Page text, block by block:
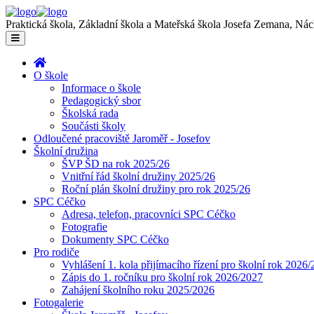
Praktická škola, Základní škola a Mateřská škola Josefa Zemana,
O škole
Informace o škole
Pedagogický sbor
Školská rada
Součásti školy
Odloučené pracoviště Jaroměř - Josefov
Školní družina
ŠVP ŠD na rok 2025/26
Vnitřní řád školní družiny 2025/26
Roční plán školní družiny pro rok 2025/26
SPC Céčko
Adresa, telefon, pracovníci SPC Céčko
Fotografie
Dokumenty SPC Céčko
Pro rodiče
Vyhlášení 1. kola přijímacího řízení pro školní rok 2026/
Zápis do 1. ročníku pro školní rok 2026/2027
Zahájení školního roku 2025/2026
Fotogalerie